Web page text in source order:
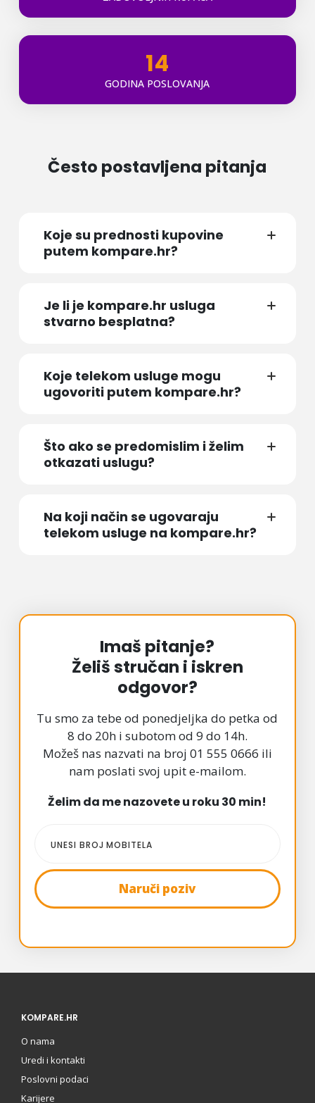
14
GODINA POSLOVANJA
Često postavljena pitanja
Koje su prednosti kupovine
putem kompare.hr?
Je li je kompare.hr usluga
stvarno besplatna?
Koje telekom usluge mogu
ugovoriti putem kompare.hr?
Što ako se predomislim i želim
otkazati uslugu?
Na koji način se ugovaraju
telekom usluge na kompare.hr?
Imaš pitanje?
Želiš stručan i iskren
odgovor?
Tu smo za tebe od ponedjeljka do petka od
8 do 20h i subotom od 9 do 14h.
Možeš nas nazvati na broj 01 555 0666 ili
nam poslati svoj upit e-mailom.
Želim da me nazovete u roku 30 min!
UNESI BROJ MOBITELA
Naruči poziv
KOMPARE.HR
O nama
Uredi i kontakti
Poslovni podaci
Karijere